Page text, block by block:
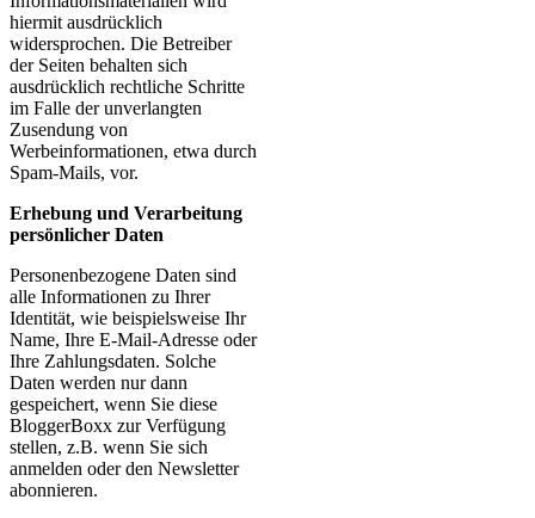
hiermit ausdrücklich
widersprochen. Die Betreiber
der Seiten behalten sich
ausdrücklich rechtliche Schritte
im Falle der unverlangten
Zusendung von
Werbeinformationen, etwa durch
Spam-Mails, vor.
Erhebung und Verarbeitung
persönlicher Daten
Personenbezogene Daten sind
alle Informationen zu Ihrer
Identität, wie beispielsweise Ihr
Name, Ihre E-Mail-Adresse oder
Ihre Zahlungsdaten. Solche
Daten werden nur dann
gespeichert, wenn Sie diese
BloggerBoxx zur Verfügung
stellen, z.B. wenn Sie sich
anmelden oder den Newsletter
abonnieren.